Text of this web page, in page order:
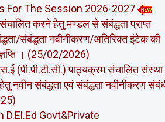
For The Session 2026-2027
करने हेतु मण्‍डल से संबंद्धता प्राप्‍त
संबंद्धता नवीनीकरण/अतिरिक्‍त इंटेक की
। (25/02/2026)
(पी.पी.टी.सी.) पाठ्यक्रम संचालित संस्‍था
नवीन संबंद्धता एवं संबंद्धता नवीनीकरण
D.El.Ed Govt&Private